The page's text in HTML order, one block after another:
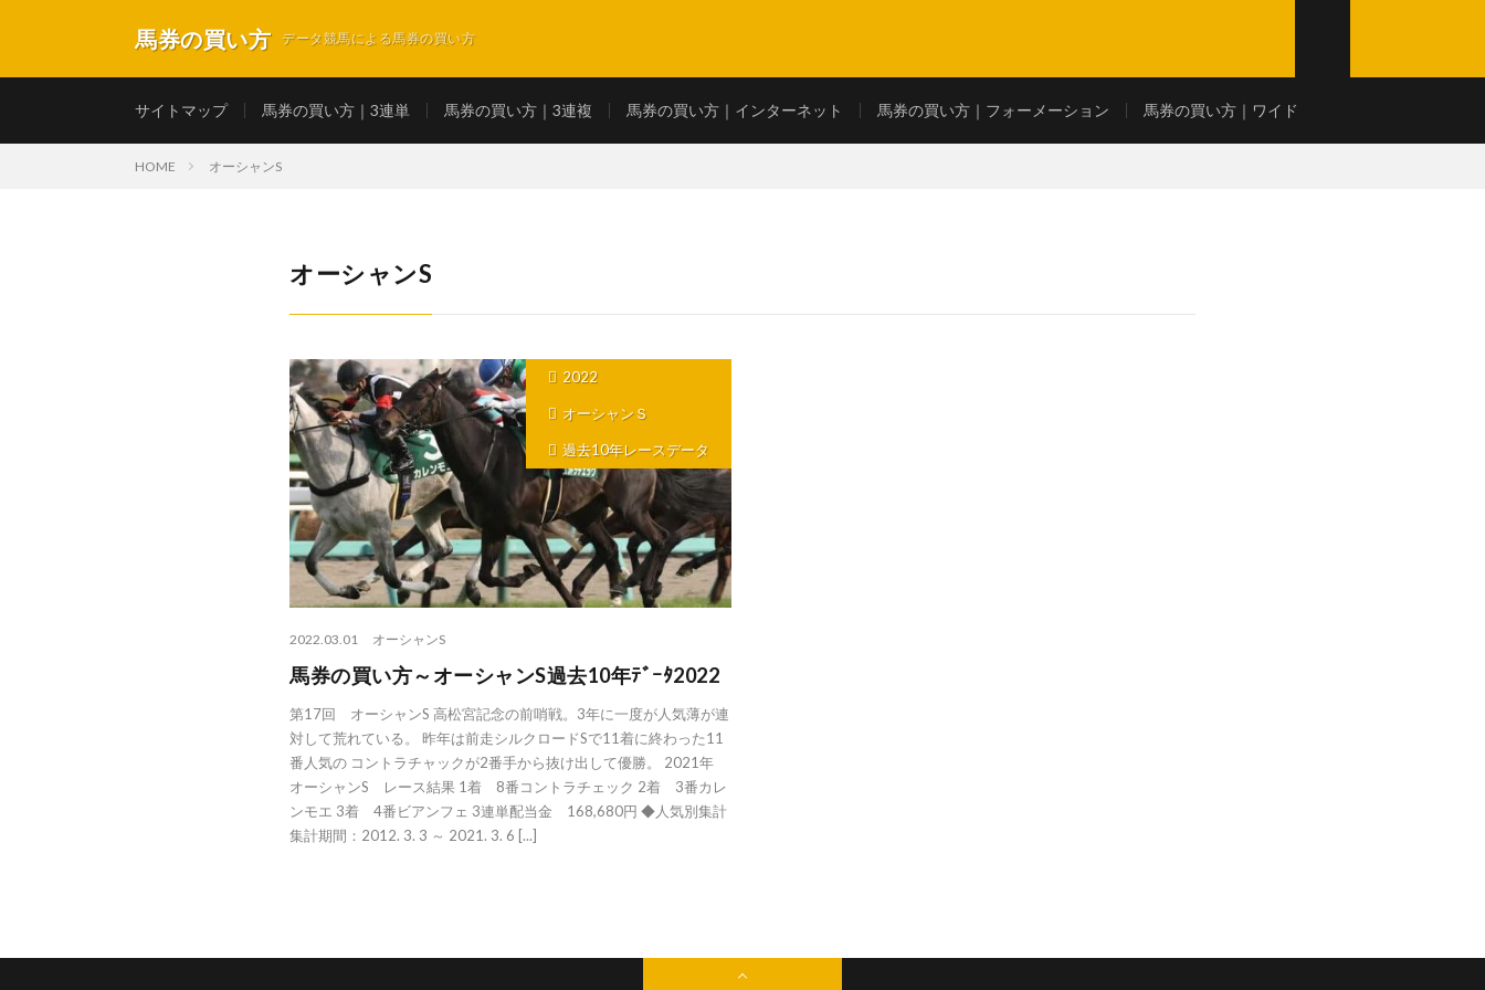
馬券の買い方 データ競馬による馬券の買い方
サイトマップ 馬券の買い方｜3連単 馬券の買い方｜3連複 馬券の買い方｜インターネット 馬券の買い方｜フォーメーション 馬券の買い方｜ワイド
HOME オーシャンS
オーシャンS
2022
オーシャンＳ
過去10年レースデータ
2022.03.01 オーシャンS
馬券の買い方～オーシャンS過去10年ﾃﾞｰﾀ2022
第17回 オーシャンS 高松宮記念の前哨戦。3年に一度が人気薄が連
対して荒れている。 昨年は前走シルクロードSで11着に終わった11
番人気の コントラチャックが2番手から抜け出して優勝。 2021年
オーシャンS レース結果 1着 8番コントラチェック 2着 3番カレ
ンモエ 3着 4番ビアンフェ 3連単配当金 168,680円 ◆人気別集計
集計期間：2012. 3. 3 ～ 2021. 3. 6 [...]